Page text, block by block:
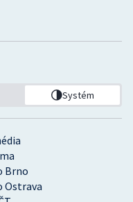
Brno
Ostrava
Systém